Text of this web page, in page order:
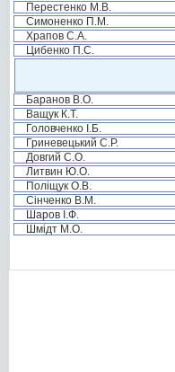
Перестенко М.В.
Симоненко П.М.
Храпов С.А.
Цибенко П.С.
Баранов В.О.
Ващук К.Т.
Головченко І.Б.
Гриневецький С.Р.
Довгий С.О.
Литвин Ю.О.
Поліщук О.В.
Сінченко В.М.
Шаров І.Ф.
Шмідт М.О.